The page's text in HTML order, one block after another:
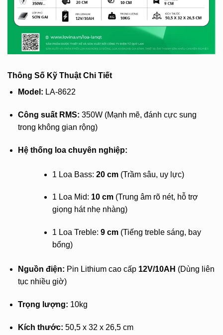
Thông Số Kỹ Thuật Chi Tiết
Model: LA-8622
Công suất RMS: 350W (Mạnh mẽ, đánh cực sung
trong không gian rộng)
Hệ thống loa chuyên nghiệp:
1 Loa Bass: 20 cm(Trầm sâu, uy lực)
1 Loa Mid: 10 cm(Trung âm rõ nét, hỗ trợ
giọng hát nhẹ nhàng)
1 Loa Treble: 9 cm(Tiếng treble sáng, bay
bổng)
Nguồn điện: Pin Lithium cao cấp 12V/10AH (Dùng liên
tục nhiều giờ)
Trọng lượng: 10kg
Kích thước: 50,5 x 32 x 26,5 cm